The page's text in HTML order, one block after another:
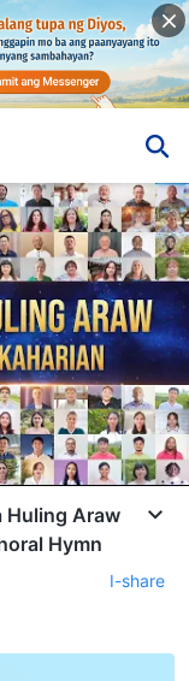
Huling Araw
Hymn
I-share